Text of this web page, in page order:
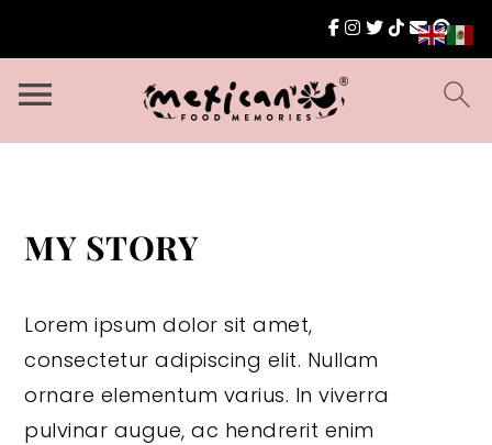
MY STORY
Lorem ipsum dolor sit amet,
consectetur adipiscing elit. Nullam
ornare elementum varius. In viverra
pulvinar augue, ac hendrerit enim